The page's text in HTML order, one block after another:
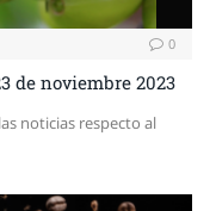
0
de noviembre 2023
noticias respecto al